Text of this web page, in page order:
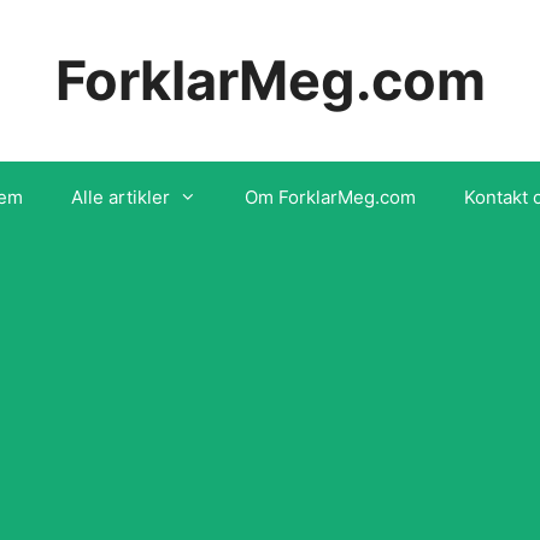
ForklarMeg.com
Alle artikler Om ForklarMeg.com Kontakt